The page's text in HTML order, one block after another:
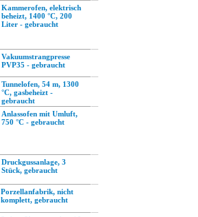
Kammerofen, elektrisch
beheizt, 1400 °C, 200
Liter - gebraucht
Vakuumstrangpresse
PVP35 - gebraucht
Tunnelofen, 54 m, 1300
°C, gasbeheizt -
gebraucht
Anlassofen mit Umluft,
750 °C - gebraucht
Druckgussanlage, 3
Stück, gebraucht
Porzellanfabrik, nicht
komplett, gebraucht